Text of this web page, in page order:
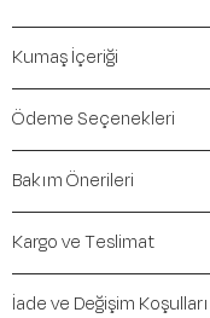
Öne Çıkan
Marka:Maraton
Renk:Siyah
Kalıp / Form:
Mevsim:
Kumaş İçeriği
Ödeme Seçenekleri
Bakım Önerileri
Kargo ve Teslimat
İade ve Değişim Koşulları